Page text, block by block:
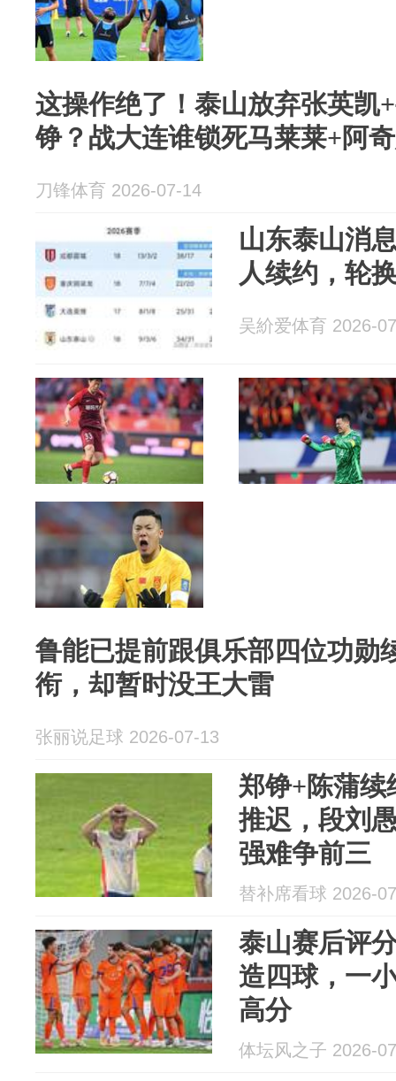
这操作绝了！泰山放弃张英凯
铮？战大连谁锁死马莱莱+阿
刀锋体育 2026-07-14
山东泰山消
人续约，轮
吴紒爱体育 2026-
鲁能已提前跟俱乐部四位功勋
衔，却暂时没王大雷
张丽说足球 2026-07-13
郑铮+陈蒲续
推迟，段刘
强难争前三
替补席看球 2026-
泰山赛后评
造四球，一
高分
体坛风之子 2026-